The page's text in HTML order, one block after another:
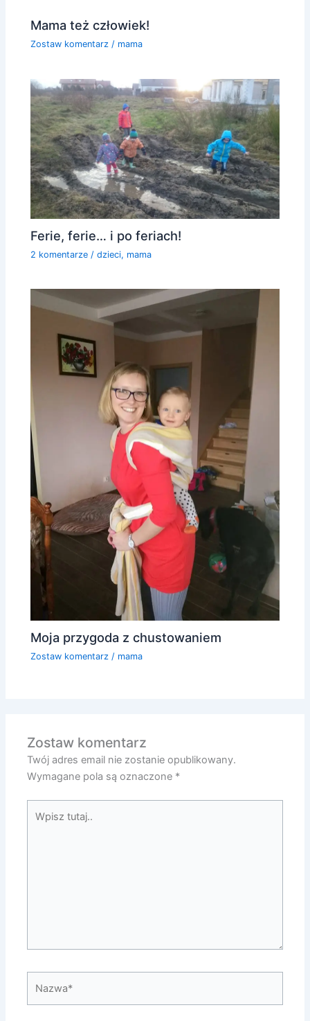
Mama też człowiek!
Zostaw komentarz / mama
Ferie, ferie… i po feriach!
2 komentarze /dzieci, mama
Moja przygoda z chustowaniem
Zostaw komentarz / mama
Zostaw komentarz
Twój adres email nie zostanie opublikowany.
Wymagane pola są oznaczone *
tutaj..